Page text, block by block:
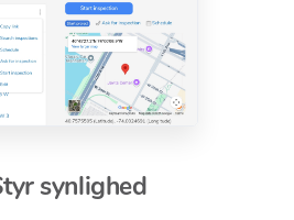
synlighed